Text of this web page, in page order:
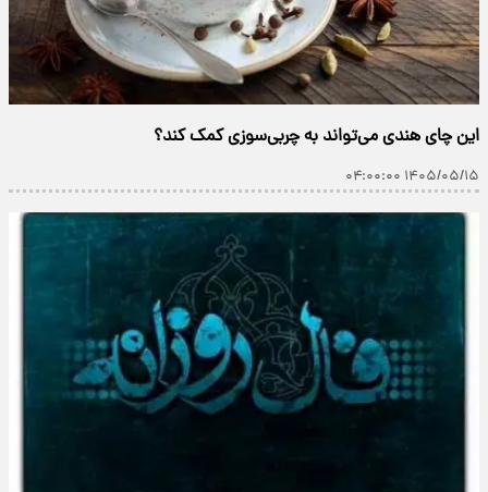
این چای هندی می‌تواند به چربی‌سوزی کمک کند؟
۱۴۰۵/۰۵/۱۵ ۰۴:۰۰:۰۰